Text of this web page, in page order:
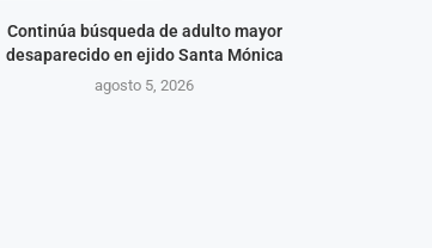
Continúa búsqueda de adulto mayor
desaparecido en ejido Santa Mónica
agosto 5, 2026